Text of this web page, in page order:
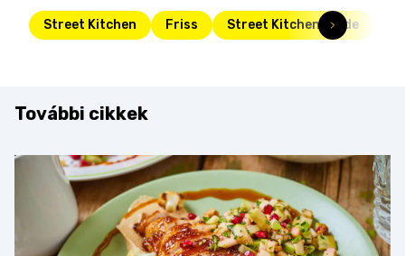
Street Kitchen Friss Street Kitchen Guide
További cikkek